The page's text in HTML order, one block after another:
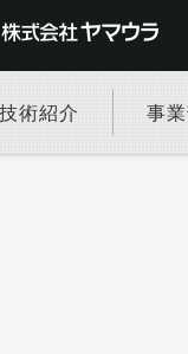
技術紹介 事